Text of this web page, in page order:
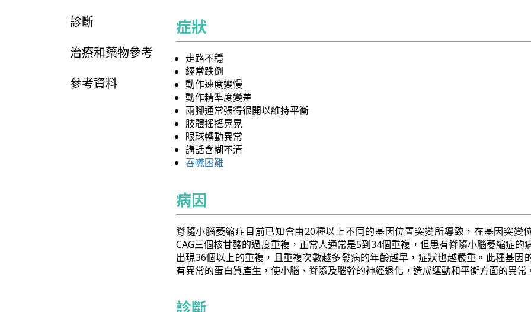
診斷
治療和藥物參考
參考資料
症狀
走路不穩
經常跌倒
動作速度變慢
動作精準度變差
兩腳通常張得很開以維持平衡
肢體搖搖晃晃
眼球轉動異常
講話含糊不清
吞嚥困難
病因
脊隨小腦萎縮症目前已知會由20種以上不同的基因位置突變所導致，在基因突變
CAG三個核甘酸的過度重複，正常人通常是5到34個重複，但患有脊隨小腦萎縮症的
出現36個以上的重複，且重複次數越多發病的年齡越早，症狀也越嚴重。此種基因
有異常的蛋白質產生，使小腦、脊隨及腦幹的神經退化，造成運動和平衡方面的異常